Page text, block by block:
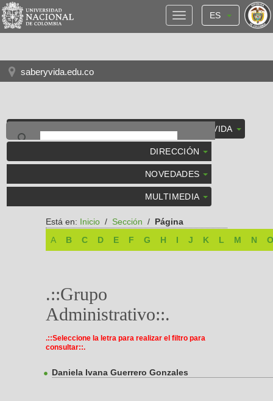
ES
saberyvida.edu.co
SABER Y VIDA
DIRECCIÓN
NOVEDADES
MULTIMEDIA
Está en: Inicio/ Sección / Página
A
B C D E F G H I J K L M N O
.::Grupo
Administrativo::.
.::Seleccione la letra para realizar el filtro para
consultar::.
Daniela Ivana Guerrero Gonzales